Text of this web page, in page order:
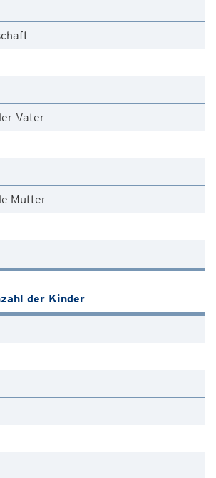
Vater
Mutter
der Kinder